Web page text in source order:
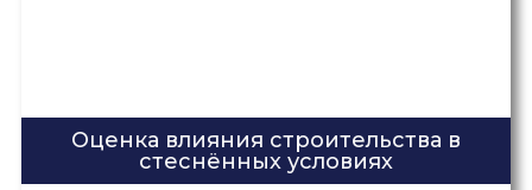
Оценка влияния строительства в
стеснённых условиях